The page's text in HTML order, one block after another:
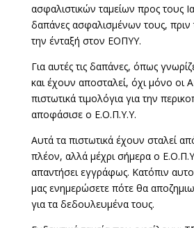
ασφαλιστικών ταμείων προς τους
δαπάνες ασφαλισμένων τους, πριν
την ένταξή στον ΕΟΠΥΥ.
Για αυτές τις δαπάνες, όπως
και έχουν αποσταλεί, όχι μόνο οι
πιστωτικά τιμολόγια για την
αποφάσισε ο Ε.Ο.Π.Υ.Υ.
Αυτά τα πιστωτικά έχουν σταλεί
πλέον, αλλά μέχρι σήμερα ο
απαντήσει εγγράφως. Κατόπιν
μας ενημερώσετε πότε θα
για τα δεδουλευμένα τους.